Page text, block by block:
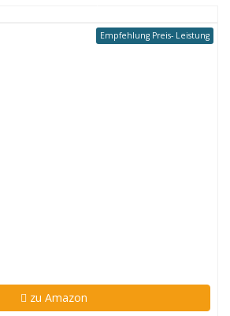
Empfehlung Preis- Leistung
zu Amazon